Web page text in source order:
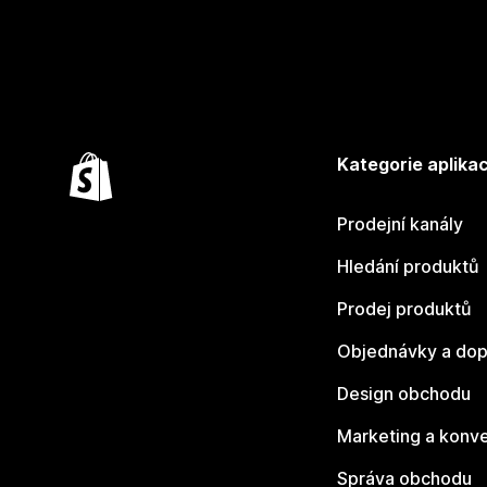
Kategorie
Prodejní kanály
Hledání produktů
Prodej produktů
Objednávky a
Design obchodu
Marketing a
Správa obchodu